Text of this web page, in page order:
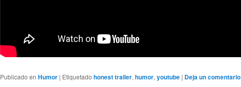
Publicado en Humor | Etiquetado honest trailer, humor, youtube | Deja un comentario